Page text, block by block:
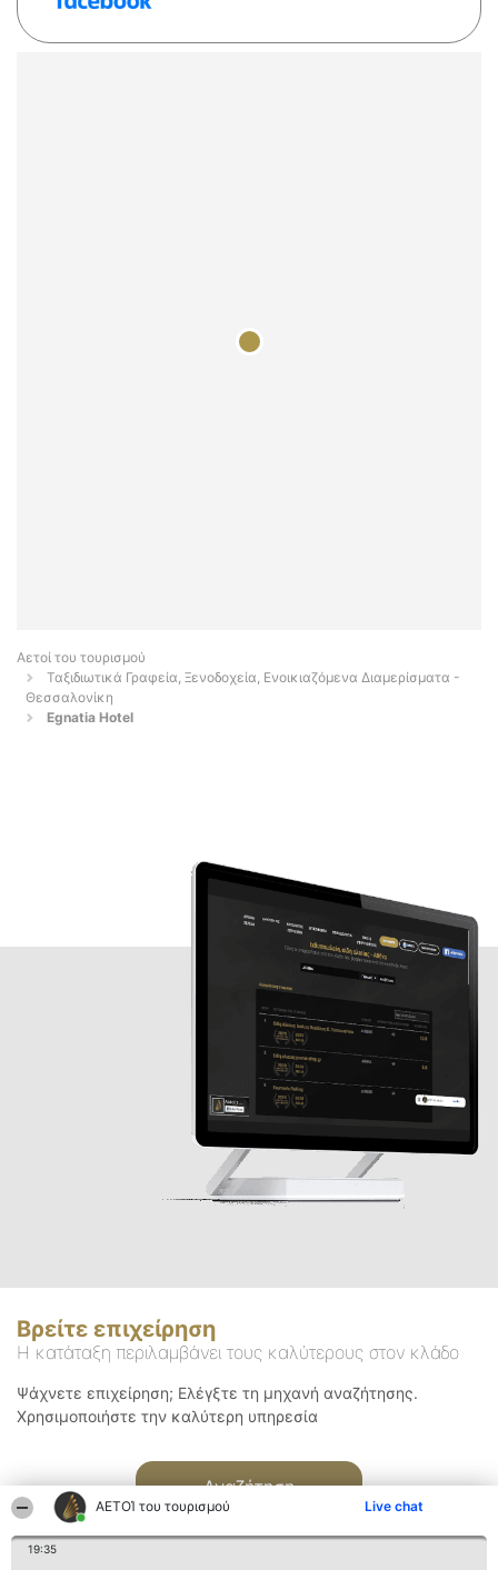
ΑΕΤΟΊ του τουρισμού Live chat
19:35
Αετοί του τουρισμού
Ταξιδιωτικά Γραφεία, Ξενοδοχεία, Ενοικιαζόμενα Διαμερίσματα -
Θεσσαλονίκη
Egnatia Hotel
Βρείτε επιχείρηση
Η κατάταξη περιλαμβάνει τους καλύτερους στον κλάδο
Ψάχνετε επιχείρηση; Ελέγξτε τη μηχανή αναζήτησης.
Χρησιμοποιήστε την καλύτερη υπηρεσία
Αναζήτηση